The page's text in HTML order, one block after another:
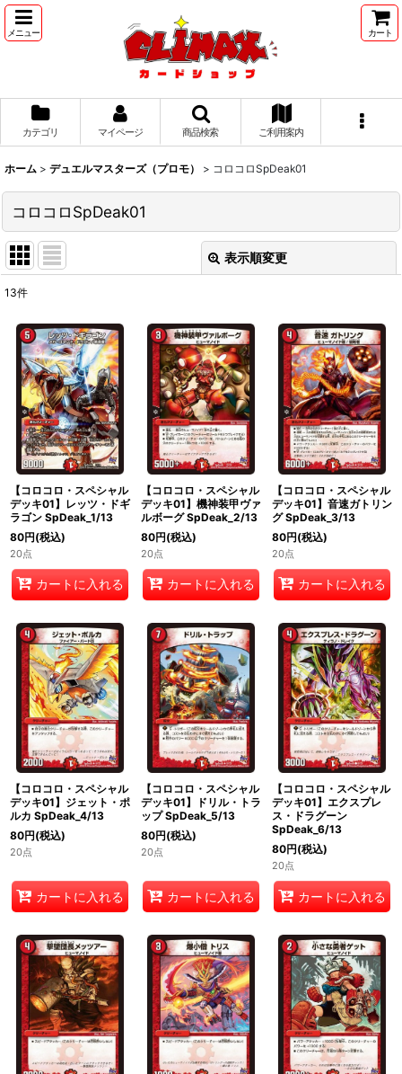
メニュー カート
カテゴリ マイページ 商品検索 ご利用案内
ホーム > デュエルマスターズ（プロモ） > コロコロSpDeak01
コロコロSpDeak01
表示順変更
並び順:
絞り込む
13件
【コロコロ・スペシャル
デッキ01】レッツ・ドギ
ラゴン SpDeak_1/13
80円(税込)
20点
カートに入れる
【コロコロ・スペシャル
デッキ01】機神装甲ヴァ
ルボーグ SpDeak_2/13
80円(税込)
20点
カートに入れる
【コロコロ・スペシャル
デッキ01】音速ガトリン
グ SpDeak_3/13
80円(税込)
20点
カートに入れる
【コロコロ・スペシャル
デッキ01】ジェット・ポ
ルカ SpDeak_4/13
80円(税込)
20点
カートに入れる
【コロコロ・スペシャル
デッキ01】ドリル・トラ
ップ SpDeak_5/13
80円(税込)
20点
カートに入れる
【コロコロ・スペシャル
デッキ01】エクスプレ
ス・ドラグーン
SpDeak_6/13
80円(税込)
20点
カートに入れる